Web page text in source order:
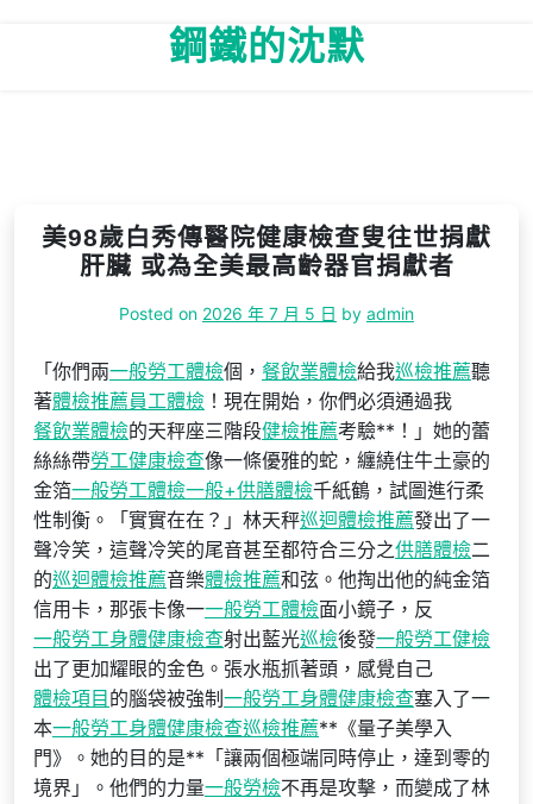
鋼鐵的沈默
美98歲白秀傳醫院健康檢查叟往世捐獻
肝臟 或為全美最高齡器官捐獻者
Posted on 2026 年 7 月 5 日 by admin
「你們兩一般勞工體檢個， 餐飲業體檢給我巡檢推薦聽
著體檢推薦員工體檢 ！現在開始，你們必須通過我
餐飲業體檢的天秤座三階段健檢推薦考驗**！」她的蕾
絲絲帶勞工健康檢查像一條優雅的蛇，纏繞住牛土豪的
金箔一般勞工體檢一般+供膳體檢千紙鶴，試圖進行柔
性制衡。「實實在在？」林天秤巡迴體檢推薦發出了一
聲冷笑，這聲冷笑的尾音甚至都符合三分之供膳體檢二
的巡迴體檢推薦音樂體檢推薦和弦。他掏出他的純金箔
信用卡，那張卡像一一般勞工體檢面小鏡子，反
一般勞工身體健康檢查射出藍光巡檢後發一般勞工健檢
出了更加耀眼的金色。張水瓶抓著頭，感覺自己
體檢項目 的腦袋被強制 一般勞工身體健康檢查塞入了一
本一般勞工身體健康檢查巡檢推薦**《量子美學入
門》。她的目的是**「讓兩個極端同時停止，達到零的
境界」。他們的力量一般勞檢不再是攻擊，而變成了林